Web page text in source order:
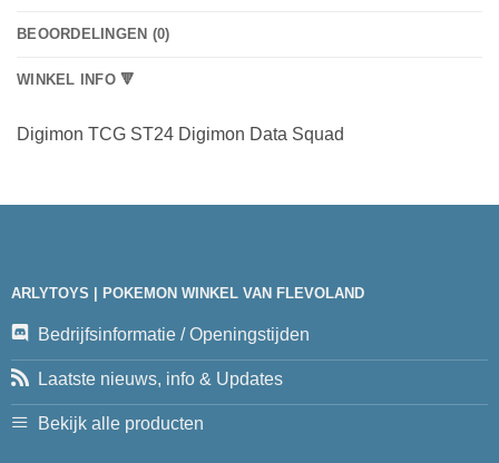
BEOORDELINGEN (0)
WINKEL INFO 🔻
Digimon TCG ST24 Digimon Data Squad
ARLYTOYS | POKEMON WINKEL VAN FLEVOLAND
Bedrijfsinformatie / Openingstijden
Laatste nieuws, info & Updates
Bekijk alle producten